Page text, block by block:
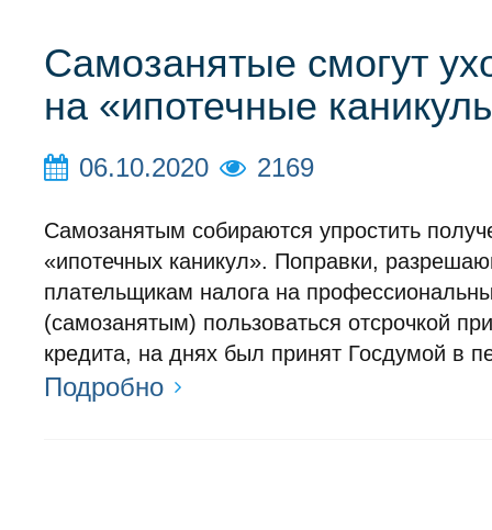
Самозанятые смогут
на «ипотечные
06.10.2020 2169
Самозанятым собираются упростить
«ипотечных каникул». Поправки,
плательщикам налога на
(самозанятым) пользоваться отсрочкой
кредита, на днях был принят Госдумой в
Подробно